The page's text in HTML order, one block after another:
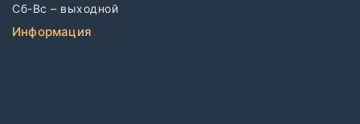
Сб-Вс – выходной
Информация